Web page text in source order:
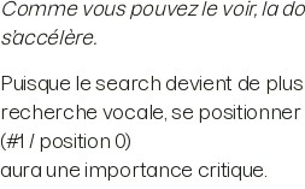
Comme vous pouvez le voir, la
s’accélère.
Puisque le search devient de
recherche vocale, se
(#1 / position 0)
aura une importance critique.